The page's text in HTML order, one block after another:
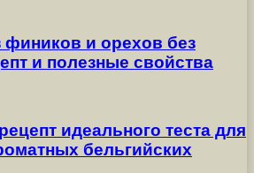
и орехов без
и полезные свойства
идеального теста для
бельгийских